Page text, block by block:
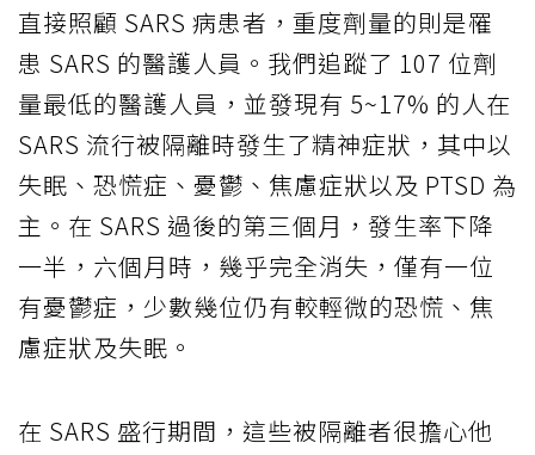
直接照顧 SARS 病患者，重度劑量的則是罹
患 SARS 的醫護人員。我們追蹤了 107 位劑
量最低的醫護人員，並發現有 5~17% 的人在
SARS 流行被隔離時發生了精神症狀，其中以
失眠、恐慌症、憂鬱、焦慮症狀以及 PTSD 為
主。在 SARS 過後的第三個月，發生率下降
一半，六個月時，幾乎完全消失，僅有一位
有憂鬱症，少數幾位仍有較輕微的恐慌、焦
慮症狀及失眠。
在 SARS 盛行期間，這些被隔離者很擔心他